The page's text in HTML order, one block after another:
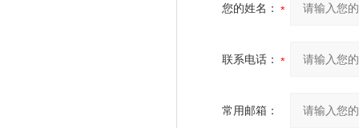
您的姓名：
联系电话：
常用邮箱：